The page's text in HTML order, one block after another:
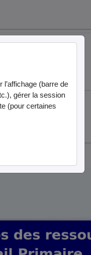
(barre de
gérer la session
(pour certaines